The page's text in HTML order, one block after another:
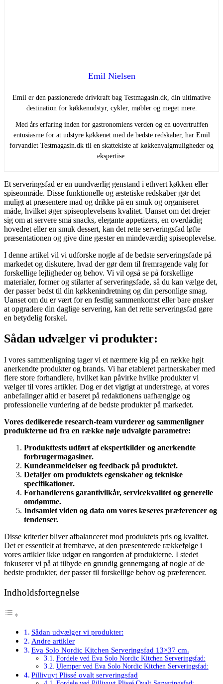
Emil Nielsen
Emil er den passionerede drivkraft bag Testmagasin.dk, din ultimative
destination for køkkenudstyr, cykler, møbler og meget mere.
Med års erfaring inden for gastronomiens verden og en uovertruffen
entusiasme for at udstyre køkkenet med de bedste redskaber, har Emil
forvandlet Testmagasin.dk til en skattekiste af køkkenvalgmuligheder og
ekspertise.
Et serveringsfad er en uundværlig genstand i ethvert køkken eller
spiseområde. Disse funktionelle og æstetiske redskaber gør det
muligt at præsentere mad og drikke på en smuk og organiseret
måde, hvilket øger spiseoplevelsens kvalitet. Uanset om det drejer
sig om at servere små snacks, elegante appetizers, en overdådig
hovedret eller en smuk dessert, kan det rette serveringsfad løfte
præsentationen og give dine gæster en mindeværdig spiseoplevelse.
I denne artikel vil vi udforske nogle af de bedste serveringsfade på
markedet og diskutere, hvad der gør dem til fremragende valg for
forskellige lejligheder og behov. Vi vil også se på forskellige
materialer, former og stilarter af serveringsfade, så du kan vælge det,
der passer bedst til din køkkenindretning og din personlige smag.
Uanset om du er vært for en festlig sammenkomst eller bare ønsker
at opgradere din daglige servering, kan det rette serveringsfad gøre
en betydelig forskel.
Sådan udvælger vi produkter:
I vores sammenligning tager vi et nærmere kig på en række højt
anerkendte produkter og brands. Vi har etableret partnerskaber med
flere store forhandlere, hvilket kan påvirke hvilke produkter vi
vælger til vores artikler. Dog er det vigtigt at understrege, at vores
anbefalinger altid er baseret på redaktionens uafhængige og
professionelle vurdering af de bedste produkter på markedet.
Vores dedikerede research-team vurderer og sammenligner
produkterne ud fra en række nøje udvalgte parametre:
Produkttests udført af ekspertkilder og anerkendte
forbrugermagasiner.
Kundeanmeldelser og feedback på produktet.
Detaljer om produktets egenskaber og tekniske
specifikationer.
Forhandlerens garantivilkår, servicekvalitet og generelle
omdømme.
Indsamlet viden og data om vores læseres præferencer og
tendenser.
Disse kriterier bliver afbalanceret mod produktets pris og kvalitet.
Det er essentielt at fremhæve, at den præsenterede rækkefølge i
vores artikler ikke udgør en rangorden af produkterne. I stedet
fokuserer vi på at tilbyde en grundig gennemgang af nogle af de
bedste produkter, der passer til forskellige behov og præferencer.
Indholdsfortegnelse
Sådan udvælger vi produkter:
Andre artikler
Eva Solo Nordic Kitchen Serveringsfad 13×37 cm.
Fordele ved Eva Solo Nordic Kitchen Serveringsfad:
Ulemper ved Eva Solo Nordic Kitchen Serveringsfad:
Pillivuyt Plissé ovalt serveringsfad